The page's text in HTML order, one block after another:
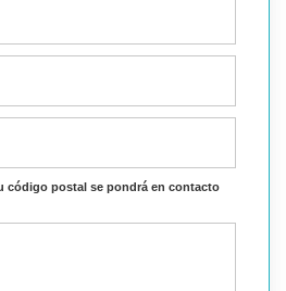
código postal se pondrá en contacto